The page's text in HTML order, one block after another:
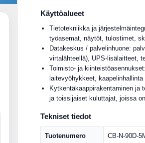
Käyttöalueet
Tietotekniikka ja
työasemat, näytöt, tulostimet,
Datakeskus / palvelinhuone:
virtalähteellä), UPS-lisälaitteet,
Toimisto- ja
laitevyöhykkeet, kaapelinhallinta
Kytkentäkaappirakentaminen ja
ja toissijaiset kuluttajat, joissa
Tekniset tiedot
Tuotenumero CB-N-90D-